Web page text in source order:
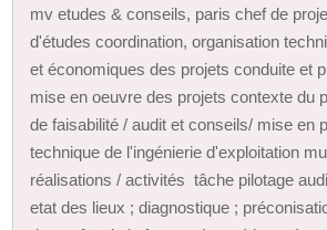
mv etudes & conseils, paris chef de
d'études coordination, organisation
et économiques des projets conduite et
mise en oeuvre des projets contexte du
de faisabilité / audit et conseils/ mise en
technique de l'ingénierie d'exploitation
réalisations / activités tâche pilotage
etat des lieux ; diagnostique ;